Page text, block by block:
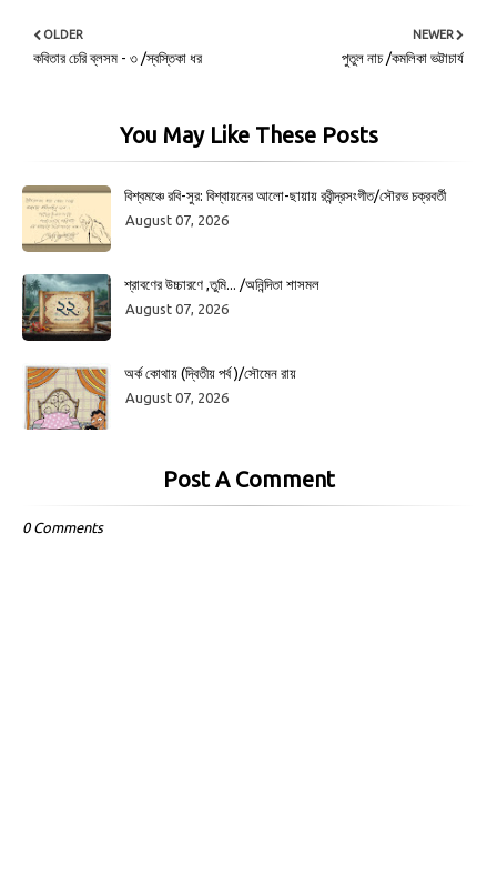
NEWER
পুতুল নাচ /কমলিকা ভট্টাচার্য
OLDER
কবিতার চেরি ব্লসম - ৩ /স্বস্তিকা ধর
You May Like These Posts
বিশ্বমঞ্চে রবি-সুর: বিশ্বায়নের আলো-ছায়ায় রবীন্দ্রসংগীত/সৌরভ চক্রবর্তী
August 07, 2026
শ্রাবণের উচ্চারণে ,তুমি... /অনিন্দিতা শাসমল
August 07, 2026
অর্ক কোথায় (দ্বিতীয় পর্ব )/সৌমেন রায়
August 07, 2026
Post A Comment
0 Comments